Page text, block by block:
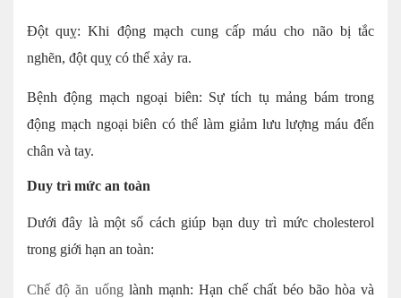
Đột quỵ: Khi động mạch cung cấp máu cho não bị tắc
nghẽn, đột quỵ có thể xảy ra.
Bệnh động mạch ngoại biên: Sự tích tụ mảng bám trong
động mạch ngoại biên có thể làm giảm lưu lượng máu đến
chân và tay.
Duy trì mức an toàn
Dưới đây là một số cách giúp bạn duy trì mức cholesterol
trong giới hạn an toàn:
Chế độ ăn uốnglành mạnh: Hạn chế chất béo bão hòa và